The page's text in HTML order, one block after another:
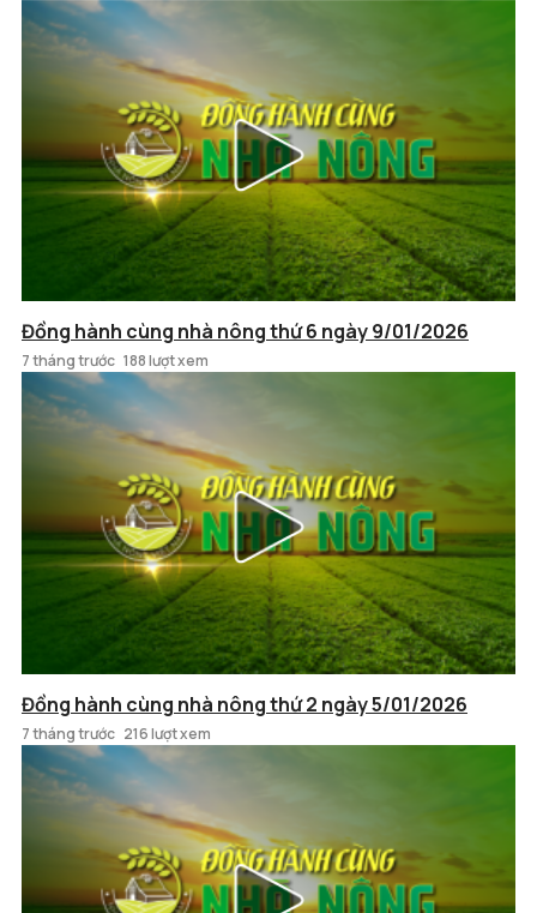
Đồng hành cùng nhà nông thứ 6 ngày 9/01/2026
7 tháng trước 188 lượt xem
Đồng hành cùng nhà nông thứ 2 ngày 5/01/2026
7 tháng trước 216 lượt xem